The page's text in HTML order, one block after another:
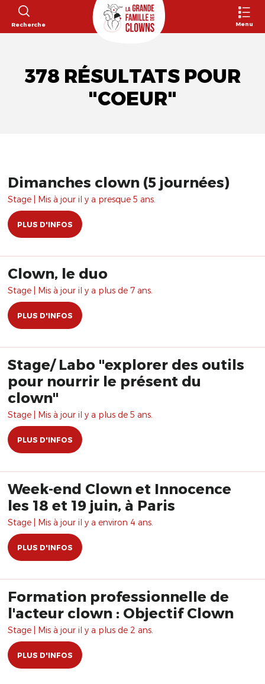
Recherche Menu
378 RÉSULTATS POUR
"COEUR"
Dimanches clown (5 journées)
Stage | Mis à jour il y a presque 5 ans.
PLUS D'INFOS
Clown, le duo
Stage | Mis à jour il y a plus de 7 ans.
PLUS D'INFOS
Stage/ Labo "explorer des outils
pour nourrir le présent du
clown"
Stage | Mis à jour il y a plus de 5 ans.
PLUS D'INFOS
Week-end Clown et Innocence
les 18 et 19 juin, à Paris
Stage | Mis à jour il y a environ 4 ans.
PLUS D'INFOS
Formation professionnelle de
l'acteur clown : Objectif Clown
Stage | Mis à jour il y a plus de 2 ans.
PLUS D'INFOS